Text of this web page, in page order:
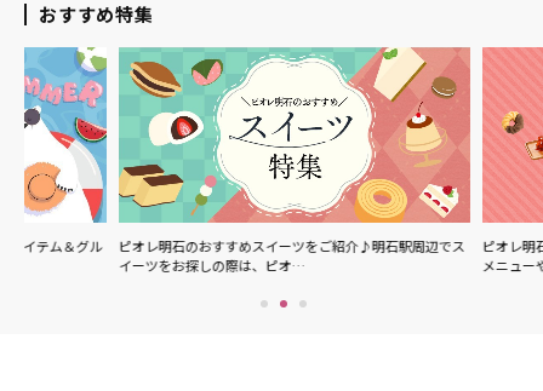
おすすめ特集
ピオレ明石のおすすめスイーツをご紹介♪明石駅周辺でス
イーツをお探しの際は、ピオ…
ピオレ明石で食べられ
メニューやスイーツな